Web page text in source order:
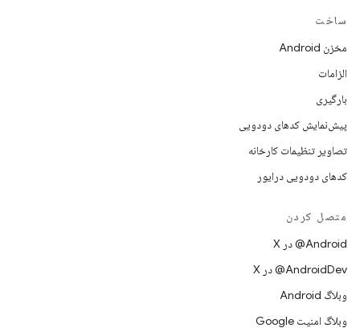
ساخت
مخزن Android
الزامات
بارگیری
پیش‌نمایش کدهای دودویی
تصاویر تنظیمات کارخانه
کدهای دودویی درایور
متصل کردن
‫‎@Android در X
‫‎@AndroidDev در X
وبلاگ Android
وبلاگ امنیت Google